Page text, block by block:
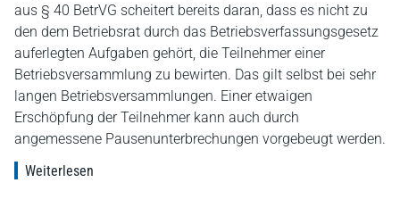
aus § 40 BetrVG scheitert bereits daran, dass es nicht zu
den dem Betriebsrat durch das Betriebsverfassungsgesetz
auferlegten Aufgaben gehört, die Teilnehmer einer
Betriebsversammlung zu bewirten. Das gilt selbst bei sehr
langen Betriebsversammlungen. Einer etwaigen
Erschöpfung der Teilnehmer kann auch durch
angemessene Pausenunterbrechungen vorgebeugt werden.
Weiterlesen